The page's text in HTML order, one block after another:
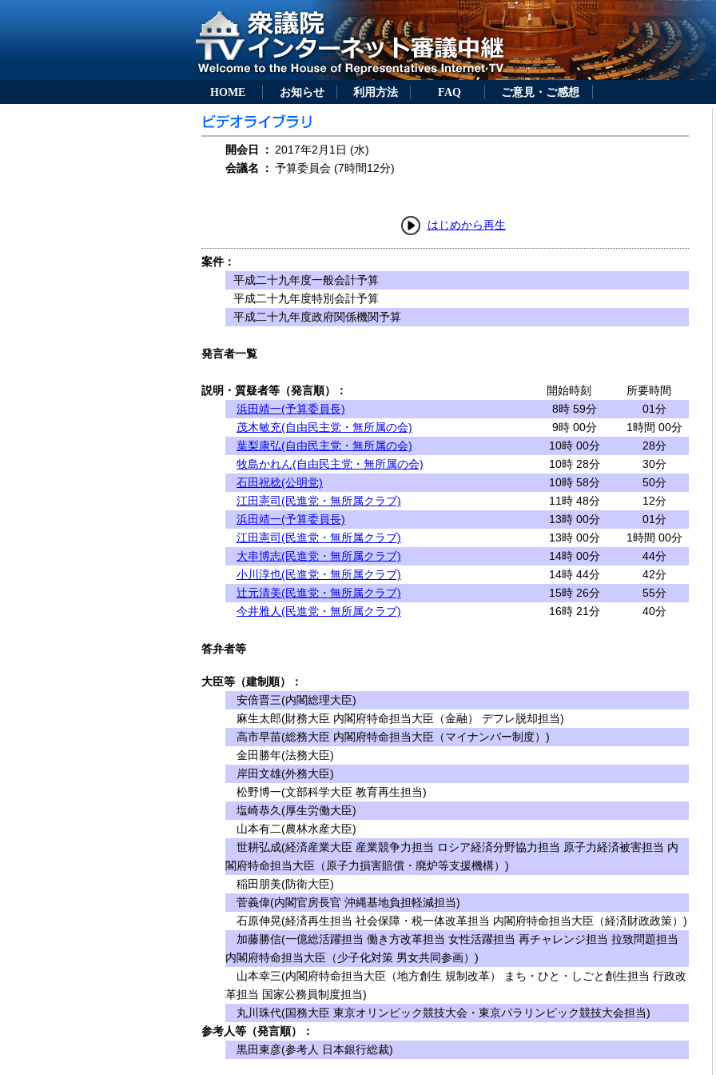
HOME お知らせ 利用方法 FAQ ご意見・ご感想
開会日 ： 2017年2月1日 (水)
会議名
： 予算委員会 (7時間12分)
はじめから再生
案件：
平成二十九年度一般会計予算
平成二十九年度特別会計予算
平成二十九年度政府関係機関予算
発言者一覧
説明・質疑者等（発言順）： 開始時刻
所要時間
浜田靖一(予算委員長)
8時 59分
01分
茂木敏充(自由民主党・無所属の会)
9時 00分
1時間 00分
葉梨康弘(自由民主党・無所属の会)
10時 00分
28分
牧島かれん(自由民主党・無所属の会)
10時 28分
30分
石田祝稔(公明党)
10時 58分
50分
江田憲司(民進党・無所属クラブ)
11時 48分
12分
浜田靖一(予算委員長)
13時 00分
01分
江田憲司(民進党・無所属クラブ)
13時 00分
1時間 00分
大串博志(民進党・無所属クラブ)
14時 00分
44分
小川淳也(民進党・無所属クラブ)
14時 44分
42分
辻元清美(民進党・無所属クラブ)
15時 26分
55分
今井雅人(民進党・無所属クラブ)
16時 21分 40分
答弁者等
大臣等（建制順）：
安倍晋三(内閣総理大臣)
麻生太郎(財務大臣 内閣府特命担当大臣（金融） デフレ脱却担当)
高市早苗(総務大臣 内閣府特命担当大臣（マイナンバー制度）)
金田勝年(法務大臣)
岸田文雄(外務大臣)
松野博一(文部科学大臣 教育再生担当)
塩崎恭久(厚生労働大臣)
山本有二(農林水産大臣)
世耕弘成(経済産業大臣 産業競争力担当 ロシア経済分野協力担当 原子力経済被害担当 内
閣府特命担当大臣（原子力損害賠償・廃炉等支援機構）)
稲田朋美(防衛大臣)
菅義偉(内閣官房長官 沖縄基地負担軽減担当)
石原伸晃(経済再生担当 社会保障・税一体改革担当 内閣府特命担当大臣（経済財政政策）)
加藤勝信(一億総活躍担当 働き方改革担当 女性活躍担当 再チャレンジ担当 拉致問題担当
内閣府特命担当大臣（少子化対策 男女共同参画）)
山本幸三(内閣府特命担当大臣（地方創生 規制改革） まち・ひと・しごと創生担当 行政改
革担当 国家公務員制度担当)
丸川珠代(国務大臣 東京オリンピック競技大会・東京パラリンピック競技大会担当)
参考人等（発言順）：
黒田東彦(参考人 日本銀行総裁)